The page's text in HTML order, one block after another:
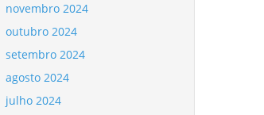
novembro 2024
outubro 2024
setembro 2024
agosto 2024
julho 2024